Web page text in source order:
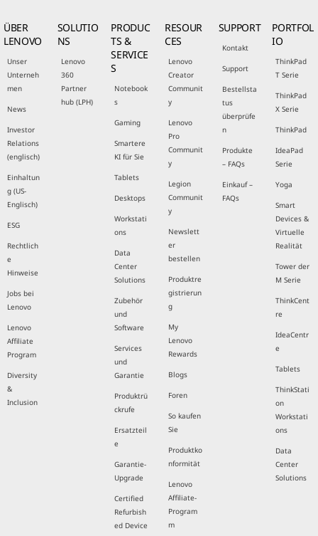
ÜBER
LENOVO
Unser
Unterneh
men
News
Investor
Relations
(englisch)
Einhaltun
g (US-
Englisch)
ESG
Rechtlich
e
Hinweise
Jobs bei
Lenovo
Lenovo
Affiliate
Program
Diversity
&
Inclusion
SOLUTIO
NS
Lenovo
360
Partner
hub (LPH)
PRODUC
TS &
SERVICE
S
Notebook
s
Gaming
Smartere
KI für Sie
Tablets
Desktops
Workstati
ons
Data
Center
Solutions
Zubehör
und
Software
Services
und
Garantie
Produktrü
ckrufe
Ersatzteil
e
Garantie-
Upgrade
Certified
Refurbish
ed Device
RESOUR
CES
Lenovo
Creator
Communit
y
Lenovo
Pro
Communit
y
Legion
Communit
y
Newslett
er
bestellen
Produktre
gistrierun
g
My
Lenovo
Rewards
Blogs
Foren
So kaufen
Sie
Produktko
nformität
Lenovo
Affiliate-
Program
m
SUPPORT
Kontakt
Support
Bestellsta
tus
überprüfe
n
Produkte
– FAQs
Einkauf –
FAQs
PORTFOL
IO
ThinkPad
T Serie
ThinkPad
X Serie
ThinkPad
IdeaPad
Serie
Yoga
Smart
Devices &
Virtuelle
Realität
Tower der
M Serie
ThinkCent
re
IdeaCentr
e
Tablets
ThinkStati
on
Workstati
ons
Data
Center
Solutions